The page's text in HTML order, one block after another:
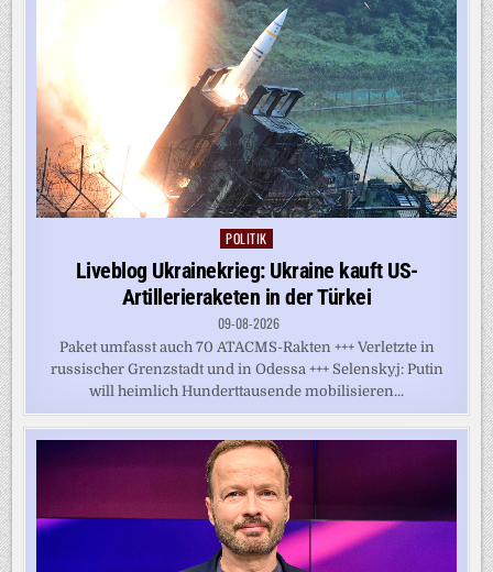
Posted
in
POLITIK
Liveblog Ukrainekrieg: Ukraine kauft US-
Artillerieraketen in der Türkei
09-08-2026
Paket umfasst auch 70 ATACMS-Rakten +++ Verletzte in
russischer Grenzstadt und in Odessa +++ Selenskyj: Putin
will heimlich Hunderttausende mobilisieren...